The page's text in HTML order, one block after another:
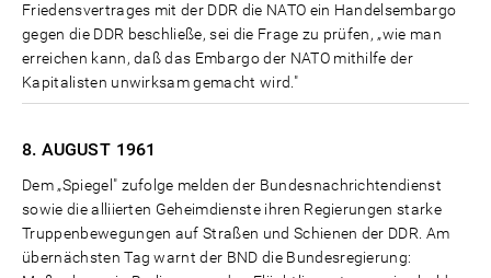
Friedensvertrages mit der DDR die NATO ein Handelsembargo
gegen die DDR beschließe, sei die Frage zu prüfen, „wie man
erreichen kann, daß das Embargo der NATO mithilfe der
Kapitalisten unwirksam gemacht wird."
8. AUGUST 1961
Dem „Spiegel" zufolge melden der Bundesnachrichtendienst
sowie die alliierten Geheimdienste ihren Regierungen starke
Truppenbewegungen auf Straßen und Schienen der DDR. Am
übernächsten Tag warnt der BND die Bundesregierung: